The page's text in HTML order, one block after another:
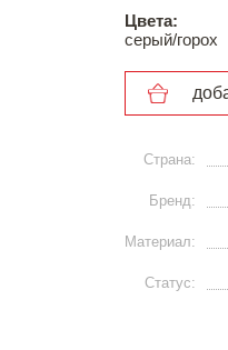
Цвета:
серый/горох
Страна:
Бренд:
Материал:
Статус: